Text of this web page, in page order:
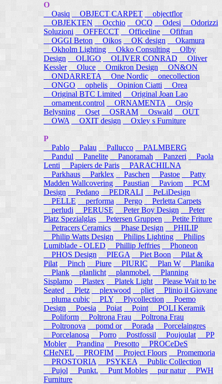
O
Oasiq
OBJECT CARPET
objectflor
OBJEKTEN
Occhio OCQ Odesi
Odorizzi
Soluzioni
OFFECCT Officeline
Ofifran
OGGI Beton
Oikos OK design
Okamura
Okholm Lighting
Okko Consulting
Olby
Design
OLIGO OLIVER CONRAD
Oliver
Kessler
Oluce Omikron Design
ON&ON
ONDARRETA
One Nordic
onecollection
ONGO
ophelis Opinion Ciatti
Orea
Original BTC Limited
Original Joan Lao
ornament.control
ORNAMENTA
Orsjo
Belysning
Oset OSRAM Oswald
OUT
OWA
OXIT design Oxley s Furniture
P
Pablo
Palau Pallucco
PALMBERG
Pandul
Panelite Panoramah Panzeri
Paola
Lenti
Papiers de Paris
PARACHILNA
Parkhaus
Parklex Paschen Pastoe
Patty
Madden Wallcovering
Paustian Paviom
PCM
Design
Pedano PEDRALI
PeLiDesign
PELLE
performa Pergo
Perletta Carpets
perludi
PERUSE Peter Boy Design
Peter
Platz Spezialglas
Petersen Gruppen
Petite Friture
Petracers Ceramics
Phase Design
PHILIP
Philip Watts Design
Philips Lighting
Philips
Lumiblade - OLED
Phillip Jeffries
Phoneon
PHOS Design
PIEGA Piet Boon
Pilat &
Pilat
Pinch Piure PIURIC Plan W
Planika
Plank
planlicht planmobel. Planning
Sisplamo
Plastex Platek Light
Please Wait to be
Seated
Pletz plexwood pliet
Plinio il Giovane
pluma cubic
PLY Plycollection
Poemo
Design
Poesia Poiat Point
POLI Keramik
Poliform
Poltrona Frau
Poltrona Frau
Poltronova
pomd or Porada
Porcelaingres
Porcelanosa
Porro Postfossil Poujoulat
PP
Mobler
Prandina Presotto
PROCeDeS
CHeNEL
PROFIM Project Floors
Promemoria
PROSTORIA
PSYKEA
Public Collection
Pujol
Punkt. Punt Mobles pur natur
PWH
Furniture